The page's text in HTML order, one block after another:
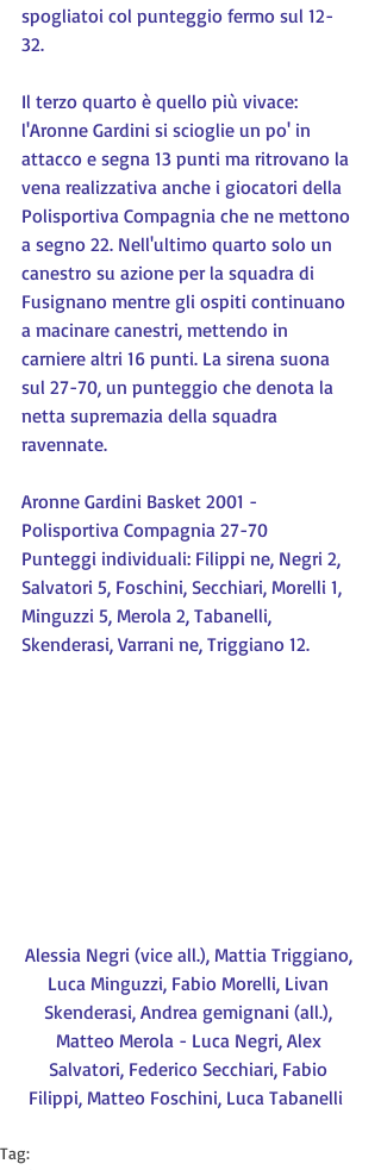
spogliatoi col punteggio fermo sul 12-
32.
Il terzo quarto è quello più vivace:
l'Aronne Gardini si scioglie un po' in
attacco e segna 13 punti ma ritrovano la
vena realizzativa anche i giocatori della
Polisportiva Compagnia che ne mettono
a segno 22. Nell'ultimo quarto solo un
canestro su azione per la squadra di
Fusignano mentre gli ospiti continuano
a macinare canestri, mettendo in
carniere altri 16 punti. La sirena suona
sul 27-70, un punteggio che denota la
netta supremazia della squadra
ravennate.
Aronne Gardini Basket 2001 -
Polisportiva Compagnia 27-70
Punteggi individuali: Filippi ne, Negri 2,
Salvatori 5, Foschini, Secchiari, Morelli 1,
Minguzzi 5, Merola 2, Tabanelli,
Skenderasi, Varrani ne, Triggiano 12.
Alessia Negri (vice all.), Mattia Triggiano,
Luca Minguzzi, Fabio Morelli, Livan
Skenderasi, Andrea gemignani (all.),
Matteo Merola - Luca Negri, Alex
Salvatori, Federico Secchiari, Fabio
Filippi, Matteo Foschini, Luca Tabanelli
Tag: